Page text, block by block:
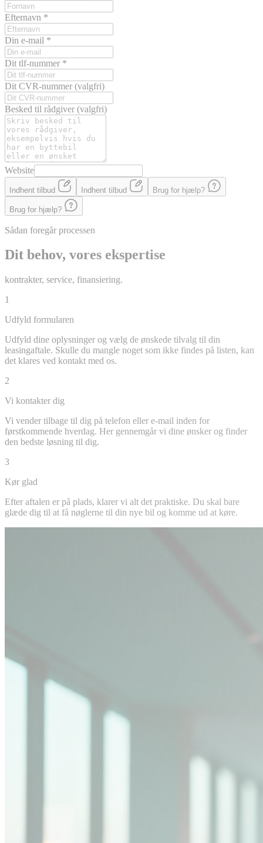
Efternavn *
Din e-mail *
Dit tlf-nummer *
Dit CVR-nummer (valgfri)
Besked til rådgiver (valgfri)
Website
Indhent tilbud Indhent tilbud Brug for hjælp?
Brug for hjælp?
Sådan foregår processen
Dit behov, vores ekspertise
kontrakter, service, finansiering.
1
Udfyld formularen
Udfyld dine oplysninger og vælg de ønskede tilvalg til din
leasingaftale. Skulle du mangle noget som ikke findes på listen, kan
det klares ved kontakt med os.
2
Vi kontakter dig
Vi vender tilbage til dig på telefon eller e-mail inden for
førstkommende hverdag. Her gennemgår vi dine ønsker og finder
den bedste løsning til dig.
3
Kør glad
Efter aftalen er på plads, klarer vi alt det praktiske. Du skal bare
glæde dig til at få nøglerne til din nye bil og komme ud at køre.